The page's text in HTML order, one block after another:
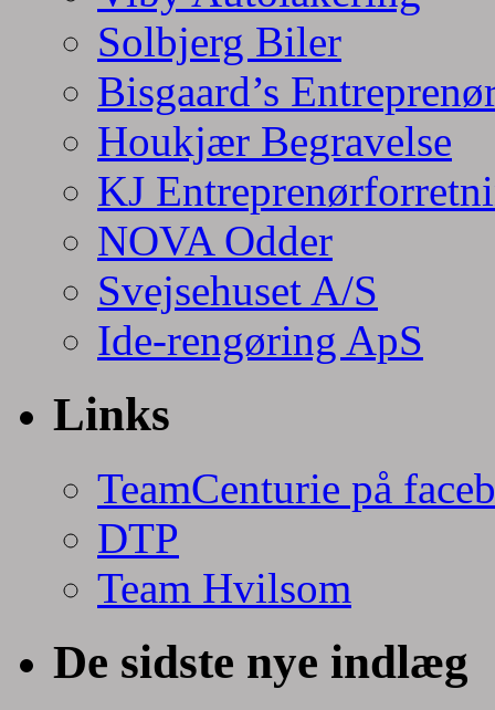
Solbjerg Biler
Bisgaard’s
Houkjær Begravelse
KJ
NOVA Odder
Svejsehuset A/S
Ide-rengøring ApS
Links
TeamCenturie på
DTP
Team Hvilsom
De sidste nye indlæg